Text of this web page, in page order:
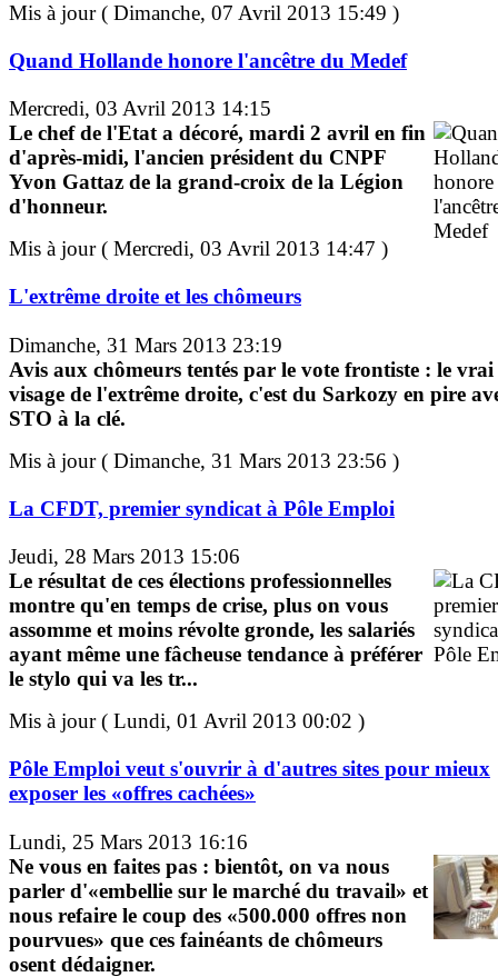
Mis à jour ( Dimanche, 07 Avril 2013 15:49 )
Quand Hollande honore l'ancêtre du Medef
Mercredi, 03 Avril 2013 14:15
Le chef de l'Etat a décoré, mardi 2 avril en fin
d'après-midi, l'ancien président du CNPF
Yvon Gattaz de la grand-croix de la Légion
d'honneur.
Mis à jour ( Mercredi, 03 Avril 2013 14:47 )
L'extrême droite et les chômeurs
Dimanche, 31 Mars 2013 23:19
Avis aux chômeurs tentés par le vote frontiste : le vrai
visage de l'extrême droite, c'est du Sarkozy en pire
STO à la clé.
Mis à jour ( Dimanche, 31 Mars 2013 23:56 )
La CFDT, premier syndicat à Pôle Emploi
Jeudi, 28 Mars 2013 15:06
Le résultat de ces élections professionnelles
montre qu'en temps de crise, plus on vous
assomme et moins révolte gronde, les salariés
ayant même une fâcheuse tendance à préférer
le stylo qui va les tr...
Mis à jour ( Lundi, 01 Avril 2013 00:02 )
Pôle Emploi veut s'ouvrir à d'autres sites pour mieux
exposer les «offres cachées»
Lundi, 25 Mars 2013 16:16
Ne vous en faites pas : bientôt, on va nous
parler d'«embellie sur le marché du travail» et
nous refaire le coup des «500.000 offres non
pourvues» que ces fainéants de chômeurs
osent dédaigner.